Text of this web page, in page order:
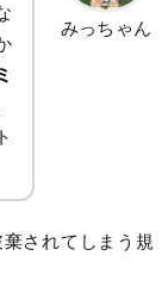
みっちゃん
されてしまう規